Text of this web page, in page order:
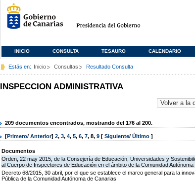
INICIO CONSULTA TESAURO CALENDARIO
Estás en: Inicio Consultas Resultado Consulta
INSPECCION ADMINISTRATIVA
209 documentos encontrados, mostrando del 176 al 200.
[Primero/ Anterior] 2, 3, 4, 5, 6, 7, 8, 9 [ Siguiente/ Último ]
Documentos
Orden, 22 may 2015, de la Consejería de Educación, Universidades y
al Cuerpo de Inspectores de Educación en el ámbito de la Comunidad Autónoma
Decreto 68/2015, 30 abril, por el que se establece el marco general para la
Pública de la Comunidad Autónoma de Canarias